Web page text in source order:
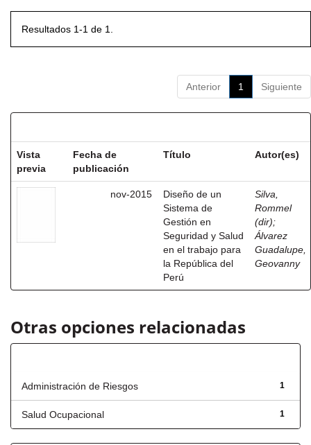
Resultados 1-1 de 1.
Anterior 1 Siguiente
Vista
previa
Fecha de
publicación
Título Autor(es)
nov-2015
Diseño de un
Sistema de
Gestión en
Seguridad y Salud
en el trabajo para
la República del
Perú
Silva,
Rommel
(dir);
Álvarez
Guadalupe,
Geovanny
Otras opciones relacionadas
1
Administración de Riesgos
1
Salud Ocupacional